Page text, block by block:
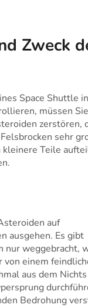
Zweck
Space Shuttle
müssen Sie
zerstören,
sehr
kleinere Teile
auf
ausgehen. Es gibt
nur weggebracht,
einem
aus dem Nichts
Bedrohung